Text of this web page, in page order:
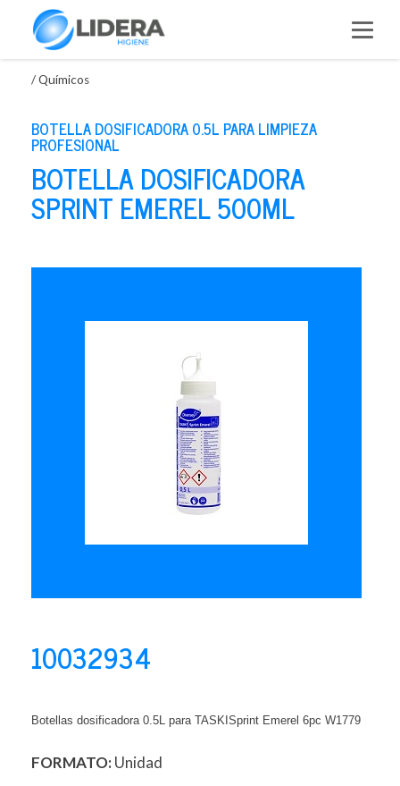
/Químicos
BOTELLA DOSIFICADORA 0.5L PARA LIMPIEZA
PROFESIONAL
BOTELLA DOSIFICADORA
SPRINT EMEREL 500ML
10032934
Botellas dosificadora 0.5L para TASKISprint Emerel 6pc W1779
FORMATO:Unidad